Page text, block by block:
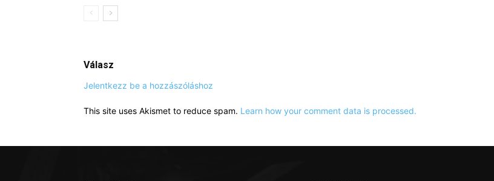
Válasz
Jelentkezz be a hozzászóláshoz
This site uses Akismet to reduce spam. Learn how your comment data is processed.